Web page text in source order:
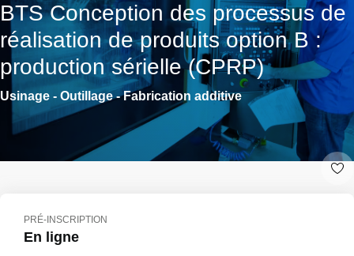
BTS Conception des processus de
réalisation de produits option B :
production sérielle (CPRP)
Usinage - Outillage - Fabrication additive
PRÉ-INSCRIPTION
En ligne